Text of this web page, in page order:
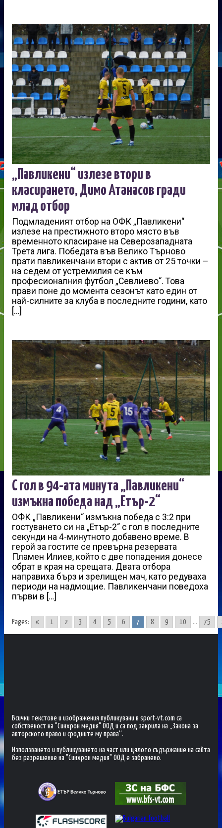
„Павликени“ излезе втори в
класирането, Димо Атанасов гради
млад отбор
Подмладеният отбор на ОФК „Павликени“
излезе на престижното второ място във
временното класиране на Северозападната
Трета лига. Победата във Велико Търново
прати павликенчани втори с актив от 25 точки –
на седем от устремилия се към
професионалния футбол „Севлиево“. Това
прави поне до момента сезонът като един от
най-силните за клуба в последните години, като
[…]
С гол в 94-ата минута „Павликени“
измъкна победа над „Етър-2“
ОФК „Павликени“ измъкна победа с 3:2 при
гостуването си на „Етър-2“ с гол в последните
секунди на 4-минутното добавено време. В
герой за гостите се превърна резервата
Пламен Илиев, който с две попадения донесе
обрат в края на срещата. Двата отбора
направиха бърз и зрелищен мач, като редуваха
периоди на надмощие. Павликенчани поведоха
първи в […]
Pages: « 1 2 3 4 5 6 7 8 9 10 ... 75
Всички текстове и изображения публикувани в sport-vt.com са
собственост на "Синхрон медия" ООД и са под закрила на „Закона за
авторското право и сродните му права“.
Използването и публикуването на част или цялото съдържание на сайта
без разрешение на "Синхрон медия" ООД е забранено.